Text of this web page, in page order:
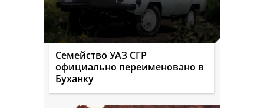
Семейство УАЗ СГР
официально переименовано в
Буханку